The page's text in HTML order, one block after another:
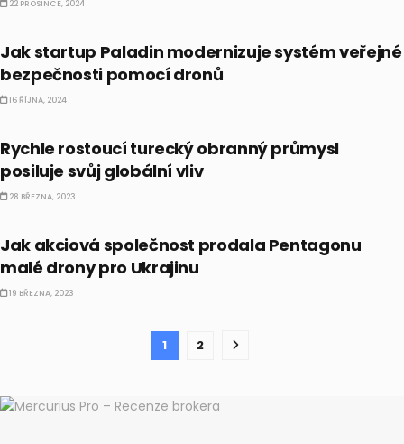
22 PROSINCE, 2024
Jak startup Paladin modernizuje systém veřejné
bezpečnosti pomocí dronů
16 ŘÍJNA, 2024
Rychle rostoucí turecký obranný průmysl
posiluje svůj globální vliv
28 BŘEZNA, 2023
Jak akciová společnost prodala Pentagonu
malé drony pro Ukrajinu
19 BŘEZNA, 2023
1 2